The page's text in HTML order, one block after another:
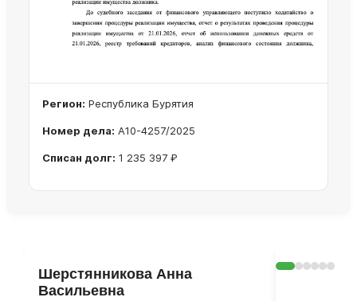
Регион: Республика Бурятия
Номер дела: А10-4257/2025
Списан долг: 1 235 397 ₽
Шерстянникова Анна
Васильевна